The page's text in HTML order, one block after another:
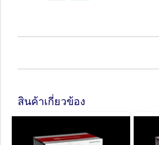
สินค้าเกี่ยวข้อง